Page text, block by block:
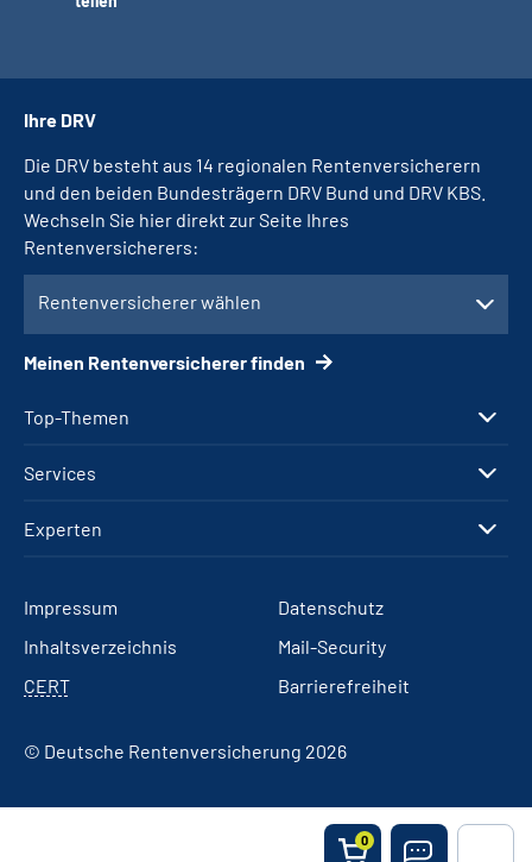
0
Top-Themen
Services
Experten
Ihre DRV
Die DRV besteht aus 14 regionalen Rentenversicherern
und den beiden Bundesträgern DRV Bund und DRV KBS.
Wechseln Sie hier direkt zur Seite Ihres
Rentenversicherers:
Rentenversicherer wählen
Meinen Rentenversicherer finden
Impressum
Datenschutz
Inhaltsverzeichnis
Mail-Security
CERT
Barrierefreiheit
© Deutsche Rentenversicherung 2026